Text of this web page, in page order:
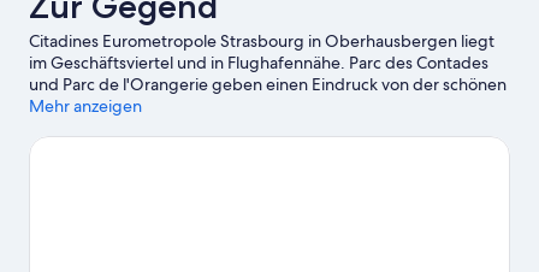
Citadines Eurometropole Strasbourg in Oberhausbergen liegt
im Geschäftsviertel und in Flughafennähe. Parc des Contades
und Parc de l'Orangerie geben einen Eindruck von der schönen
Natur der Region. Zu den Attraktionen vor Ort zählt außerdem
de Strasbourg. Du bist mit Kindern unterwegs? Dann ist ein
Mehr anzeigen